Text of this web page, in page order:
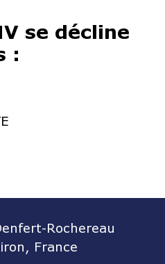
se décline
:
Rochereau
France